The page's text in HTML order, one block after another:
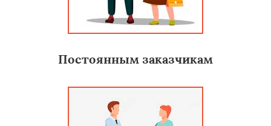
Постоянным заказчикам